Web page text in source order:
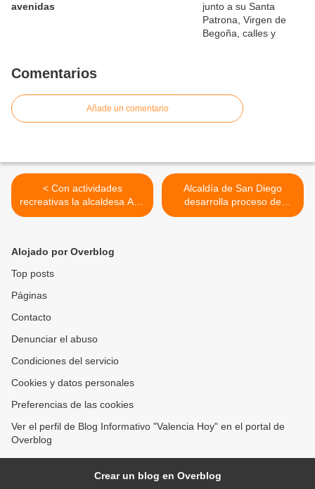
avenidas
Comentarios
Añade un comentario
< Con actividades
recreativas la alcaldesa Ana
González celebró en
Alcaldía de San Diego
desarrolla proceso de
consulta popular
Alojado por Overblog
Top posts
Páginas
Contacto
Denunciar el abuso
Condiciones del servicio
Cookies y datos personales
Preferencias de las cookies
Ver el perfil de Blog Informativo "Valencia Hoy" en el portal de
Overblog
Crear un blog en Overblog